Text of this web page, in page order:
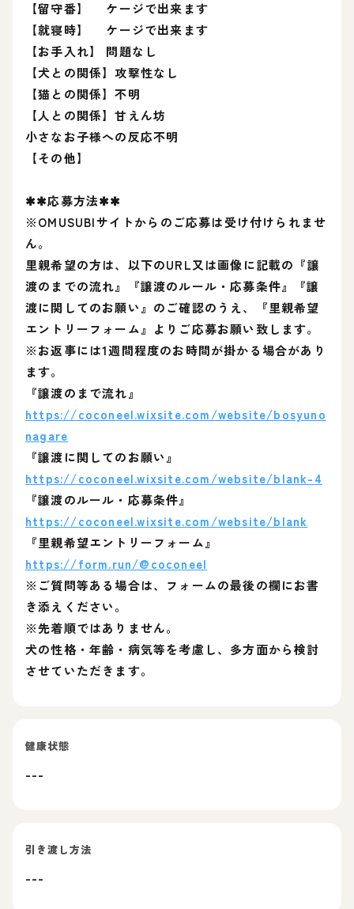
【留守番】 ケージで出来ます
【就寝時】 ケージで出来ます
【お手入れ】 問題なし
【犬との関係】攻撃性なし
【猫との関係】不明
【人との関係】甘えん坊
小さなお子様への反応不明
【その他】
✱✱応募方法✱✱
※OMUSUBIサイトからのご応募は受け付けられませ
ん。
里親希望の方は、以下のURL又は画像に記載の『譲
渡のまでの流れ』『譲渡のルール・応募条件』『譲
渡に関してのお願い』のご確認のうえ、『里親希望
エントリーフォーム』よりご応募お願い致します。
※お返事には1週間程度のお時間が掛かる場合があり
ます。
『譲渡のまで流れ』
https://coconeel.wixsite.com/website/bosyuno
nagare
『譲渡に関してのお願い』
https://coconeel.wixsite.com/website/blank-4
『譲渡のルール・応募条件』
https://coconeel.wixsite.com/website/blank
『里親希望エントリーフォーム』
https://form.run/@coconeel
※ご質問等ある場合は、フォームの最後の欄にお書
き添えください。
※先着順ではありません。
犬の性格・年齢・病気等を考慮し、多方面から検討
させていただきます。
健康状態
---
引き渡し方法
---